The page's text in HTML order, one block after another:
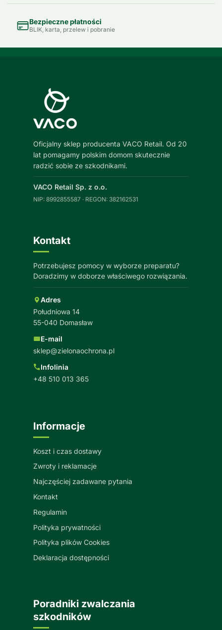
Bezpieczne płatności
BLIK, karta, przelew i pobranie
Oficjalny sklep producenta VACO Retail. Od 20
lat pomagamy polskim domom skutecznie
radzić sobie ze szkodnikami.
VACO Retail Sp. z o.o.
NIP: 8992855587 · REGON: 382162531
Kontakt
Potrzebujesz pomocy w wyborze preparatu?
Doradzimy w doborze właściwego rozwiązania.
Adres
Południowa 14
55-040 Domasław
E-mail
sklep@zielonaochrona.pl
Infolinia
+48 510 013 365
Informacje
Koszt i czas dostawy
Zwroty i reklamacje
Najczęściej zadawane pytania
Kontakt
Regulamin
Polityka prywatności
Polityka plików Cookies
Deklaracja dostępności
Poradniki zwalczania
szkodników